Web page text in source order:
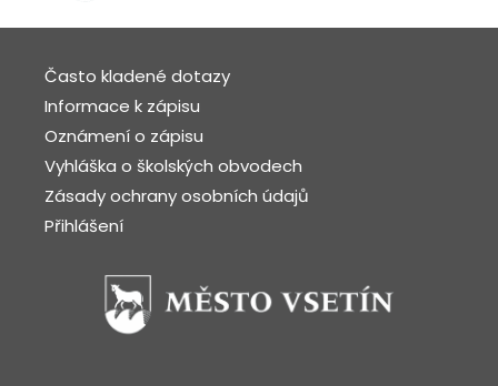
Často kladené dotazy
Informace k zápisu
Oznámení o zápisu
Vyhláška o školských obvodech
Zásady ochrany osobních údajů
Přihlášení